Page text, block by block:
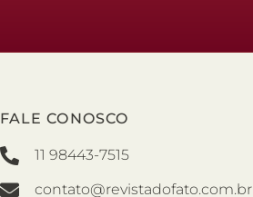
FALE CONOSCO
11 98443-7515
contato@revistadofato.com.br